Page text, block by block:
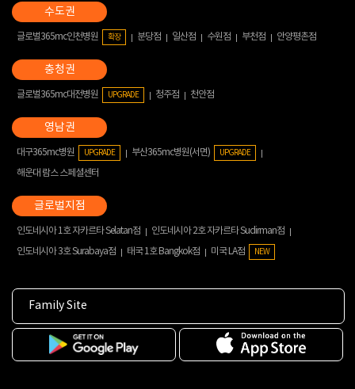
글로벌365mc인천병원 확장 분당점 일산점 수원점 부천점 안양평촌점
글로벌365mc대전병원 UPGRADE 청주점 천안점
대구365mc병원 UPGRADE 부산365mc병원(서면) UPGRADE
해운대 람스 스페셜센터
인도네시아 1호 자카르타 Selatan점
인도네시아 2호 자카르타 Sudirman점
인도네시아 3호 Surabaya점
태국 1호 Bangkok점 미국 LA점 NEW
Family Site